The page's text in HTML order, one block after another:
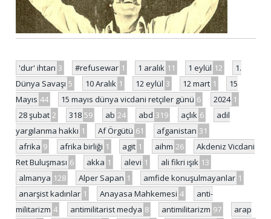
'dur' ihtarı 3 #refusewar 1 1 aralık 11 1 eylül 12
1.
Dünya Savaşı 5 10 Aralık 1 12 eylül 3 12 mart 1
15
Mayıs 44 15 mayıs dünya vicdani retçiler günü 6 2024 1
28 şubat 2 318 59 ab 24 abd 319 açlık 6
adil
yargılanma hakkı 1 Af Örgütü 61 afganistan 31
afrika 9 afrika birliği 1 agit 1 aihm 26
Akdeniz Vicdani
Ret Buluşması 6 akka 1 alevi 1 ali fikri ışık 13
almanya 128 Alper Sapan 1 amfide konuşulmayanlar 1
anarşist kadınlar 1 Anayasa Mahkemesi 4
anti-
militarizm 4 antimilitarist medya 8 antimilitarizm 97 arap